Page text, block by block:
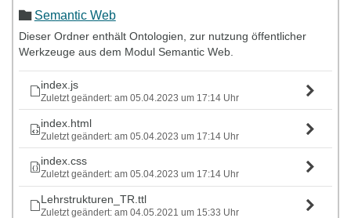
Semantic Web
Dieser Ordner enthält Ontologien, zur nutzung öffentlicher
Werkzeuge aus dem Modul Semantic Web.
index.js
Zuletzt geändert: am 05.04.2023 um 17:14 Uhr
index.html
Zuletzt geändert: am 05.04.2023 um 17:14 Uhr
index.css
Zuletzt geändert: am 05.04.2023 um 17:14 Uhr
Lehrstrukturen_TR.ttl
Zuletzt geändert: am 04.05.2021 um 15:33 Uhr